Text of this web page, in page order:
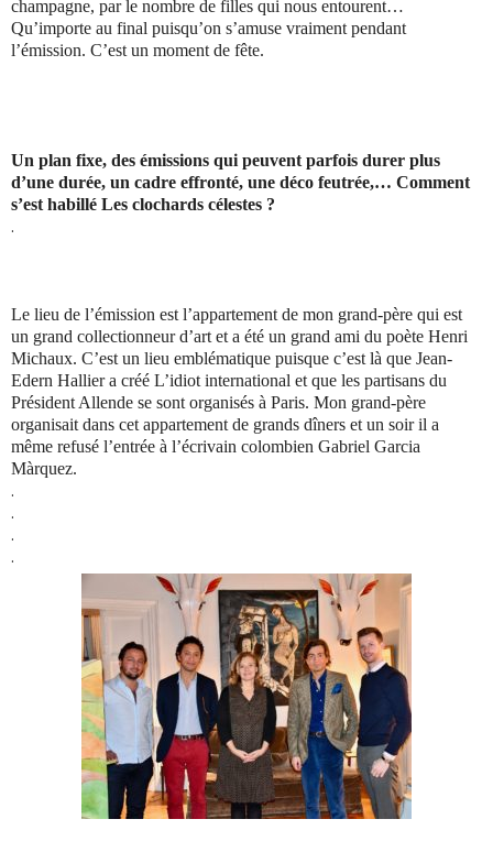
champagne, par le nombre de filles qui nous entourent…
Qu’importe au final puisqu’on s’amuse vraiment pendant
l’émission. C’est un moment de fête.
Un plan fixe, des émissions qui peuvent parfois durer plus
d’une durée, un cadre effronté, une déco feutrée,… Comment
s’est habillé Les clochards célestes ?
.
Le lieu de l’émission est l’appartement de mon grand-père qui est
un grand collectionneur d’art et a été un grand ami du poète Henri
Michaux. C’est un lieu emblématique puisque c’est là que Jean-
Edern Hallier a créé L’idiot international et que les partisans du
Président Allende se sont organisés à Paris. Mon grand-père
organisait dans cet appartement de grands dîners et un soir il a
même refusé l’entrée à l’écrivain colombien Gabriel Garcia
Màrquez.
.
.
.
.